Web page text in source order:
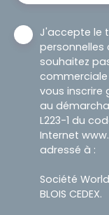
J'accepte le
personnelles
souhaitez
commerciale
vous inscrire
au
L223-1 du
Internet
adressé à :
Société
BLOIS CEDEX.